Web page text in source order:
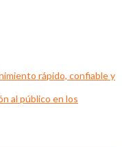
rápido, confiable y
al público en los